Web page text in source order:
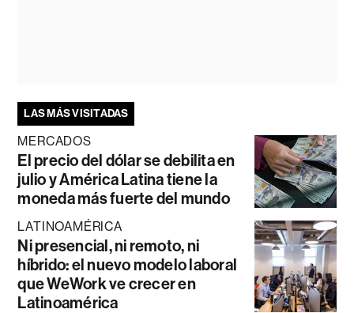
LAS MÁS VISITADAS
MERCADOS
El precio del dólar se debilita en
julio y América Latina tiene la
moneda más fuerte del mundo
LATINOAMÉRICA
Ni presencial, ni remoto, ni
híbrido: el nuevo modelo laboral
que WeWork ve crecer en
Latinoamérica